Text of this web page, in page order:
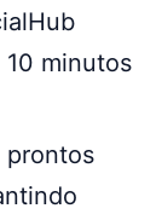
minutos
prontos